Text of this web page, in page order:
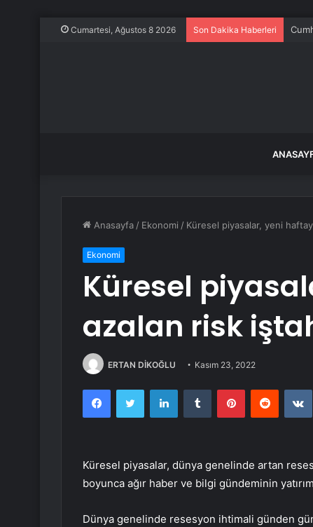
Cumartesi, Ağustos 8 2026 Son Dakika Haberleri Ece
Anasayfa / Ekonomi / Küresel piyasalar, yeni
Ekonomi
Küresel
azalan risk
ERTAN DİKOĞLU Kasım 23, 2022
FacebookTwitter LinkedInTumblr PinterestReddit
Küresel piyasalar, dünya genelinde artan
boyunca ağır haber ve bilgi gündeminin
Dünya genelinde resesyon ihtimali günden